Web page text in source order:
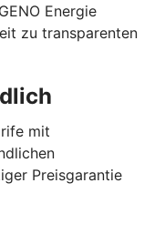
Energie
zu transparenten
mit
Preisgarantie